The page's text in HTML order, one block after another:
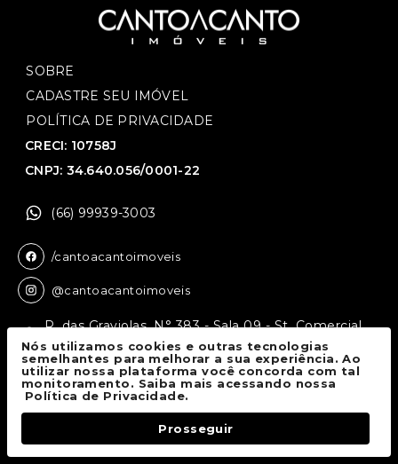
SOBRE
CADASTRE SEU IMÓVEL
POLÍTICA DE PRIVACIDADE
CRECI: 10758J
CNPJ: 34.640.056/0001-22
(66) 99939-3003
/cantoacantoimoveis
@cantoacantoimoveis
R. das Graviolas, N° 383 - Sala 09 - St. Comercial,
Sinop - MT, 78550-136
Canto a Canto Imóveis© 2026.
Todos os direitos reservados.
Nós utilizamos cookies e outras tecnologias
semelhantes para melhorar a sua experiência. Ao
utilizar nossa plataforma você concorda com tal
monitoramento. Saiba mais acessando nossa
Política de Privacidade.
Prosseguir